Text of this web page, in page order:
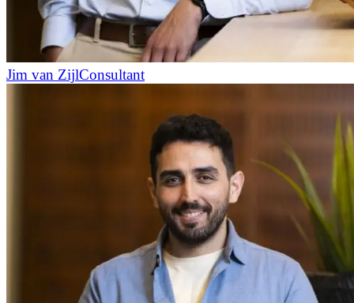
Jim van ZijlConsultant